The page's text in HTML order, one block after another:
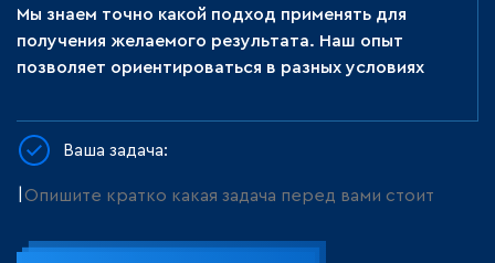
Ваша задача:
Мы знаем точно какой подход применять для
получения желаемого результата. Наш опыт
позволяет ориентироваться в разных условиях